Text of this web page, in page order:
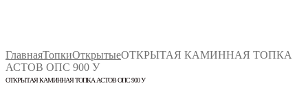
ГлавнаяТопкиОткрытыеОТКРЫТАЯ КАМИННАЯ ТОПКА
АСТОВ ОПС 900 У
ОТКРЫТАЯ КАМИННАЯ ТОПКА АСТОВ ОПС 900 У